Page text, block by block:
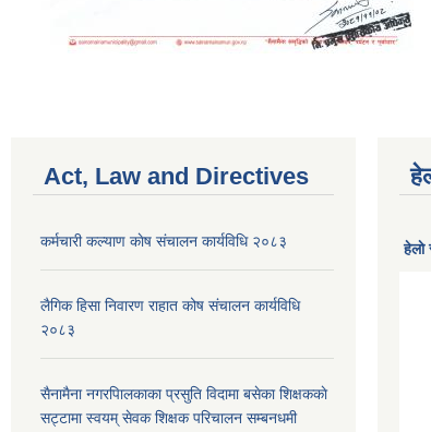
Act, Law and Directives
कर्मचारी कल्याण काेष संचालन कार्यविधि २०८३
लैगिक हिसा निवारण राहात कोष संचालन कार्यविधि
२०८३
सैनामैना नगरपािलकाका प्रसुति विदामा बसेका शिक्षककाे
सट्टामा स्वयम् सेवक शिक्षक परिचालन सम्बनधमी
हेलाे